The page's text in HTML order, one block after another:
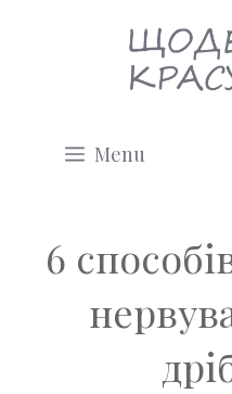
Menu
6